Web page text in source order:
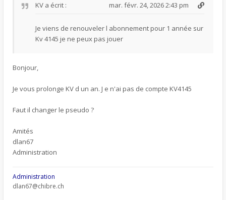
KV a écrit : mar. févr. 24, 2026 2:43 pm
Je viens de renouveler l abonnement pour 1 année sur
Kv 4145 je ne peux pas jouer
Bonjour,
Je vous prolonge KV d un an. J e n'ai pas de compte KV4145
Faut il changer le pseudo ?
Amités
dlan67
Administration
Administration
dlan67@chibre.ch